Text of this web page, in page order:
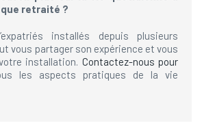
retraité ?
installés depuis plusieurs
vous partager son expérience et vous
installation. Contactez-nous pour
les aspects pratiques de la vie